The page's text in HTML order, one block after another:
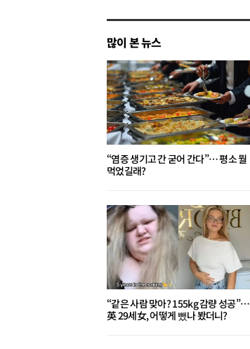
많이 본 뉴스
“염증 생기고 간 굳어 간다”… 평소 뭘
먹었길래?
“같은 사람 맞아? 155kg 감량 성공”…
英 29세女, 어떻게 뺐나 봤더니?